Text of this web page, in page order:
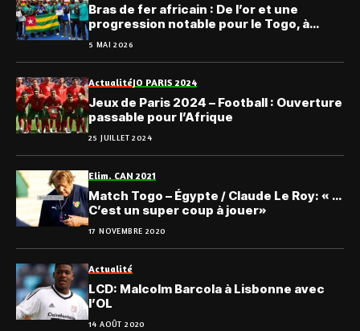
Bras de fer africain : De l’or et une
progression notable pour le Togo, à
Accra
5 MAI 2026
ActualitéJO PARIS 2024
Jeux de Paris 2024 – Football : Ouverture
passable pour l’Afrique
25 JUILLET 2024
Elim. CAN 2021
Match Togo – Égypte / Claude Le Roy: « …
C’est un super coup à jouer»
17 NOVEMBRE 2020
Actualité
LCD: Malcolm Barcola à Lisbonne avec
l’OL
14 AOÛT 2020